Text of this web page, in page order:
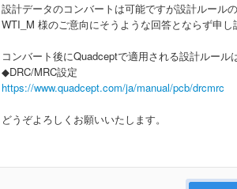
設計データのコンバートは可能ですが設計ルール
WTI_M 様のご意向にそうような回答とならず申し
コンバート後にQuadceptで適用される設計ルール
◆DRC/MRC設定
https://www.quadcept.com/ja/manual/pcb/drcmrc
どうぞよろしくお願いいたします。